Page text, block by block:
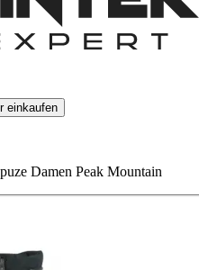
einkaufen
Damen Peak Mountain